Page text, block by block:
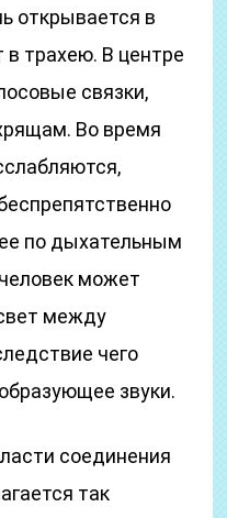
открывается в
в трахею. В центре
связки,
Во время
по дыхательным
может
между
чего
звуки.
соединения
так